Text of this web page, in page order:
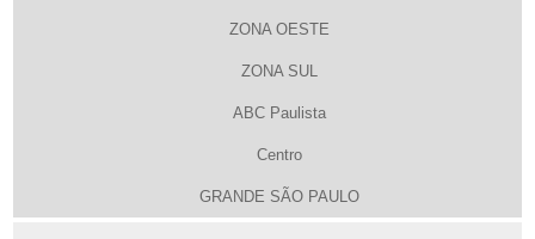
ZONA OESTE
ZONA SUL
ABC Paulista
Centro
GRANDE SÃO PAULO